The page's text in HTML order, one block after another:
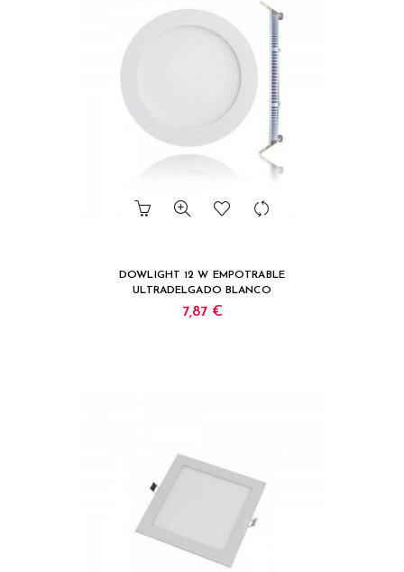
DOWLIGHT 12 W EMPOTRABLE
ULTRADELGADO BLANCO
7,87 €